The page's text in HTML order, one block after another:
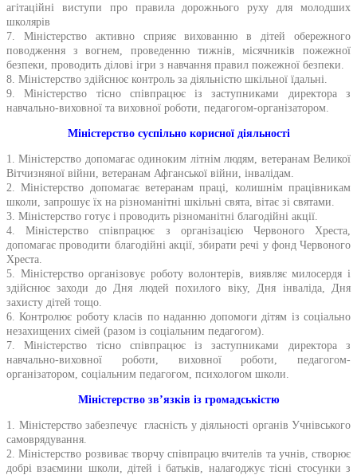
агітаційні виступи про правила дорожнього руху для молодших
школярів
7. Міністерство активно сприяє вихованню в дітей обережного
поводження з вогнем, проведенню тижнів, місячників пожежної
безпеки, проводить ділові ігри з навчання правил пожежної безпеки.
8. Міністерство здійснює контроль за діяльністю шкільної їдальні.
9. Міністерство тісно співпрацює із заступниками директора з
навчально-виховної та виховної роботи, педагогом-організатором.
Міністерство суспільно корисної діяльності
1. Міністерство допомагає одиноким літнім людям, ветеранам Великої
Вітчизняної війни, ветеранам Афганської війни, інвалідам.
2. Міністерство допомагає ветеранам праці, колишнім працівникам
школи, запрошує їх на різноманітні шкільні свята, вітає зі святами.
3. Міністерство готує і проводить різноманітні благодійні акції.
4. Міністерство співпрацює з організацією Червоного Хреста,
допомагає проводити благодійні акції, збирати речі у фонд Червоного
Хреста.
5. Міністерство організовує роботу волонтерів, виявляє милосердя і
здійснює заходи до Дня людей похилого віку, Дня інваліда, Дня
захисту дітей тощо.
6. Контролює роботу класів по наданню допомоги дітям із соціально
незахищених сімей (разом із соціальним педагогом).
7. Міністерство тісно співпрацює із заступниками директора з
навчально-виховної роботи, виховної роботи, педагогом-
організатором, соціальним педагогом, психологом школи.
Міністерство зв’язків із громадськістю
1. Міністерство забезпечує гласність у діяльності органів Учнівського
самоврядування.
2. Міністерство розвиває творчу співпрацю вчителів та учнів, створює
добрі взаємини школи, дітей і батьків, налагоджує тісні стосунки з